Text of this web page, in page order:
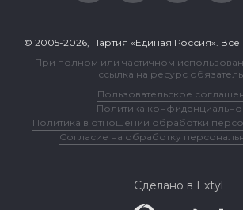
© 2005-2026, Партия «Единая Россия».
При полном или частичном
ссылка на ресурс
Пользовательское
Политика
Политика в отношении обработки
Согласие на обработку
Сделано в Extyl